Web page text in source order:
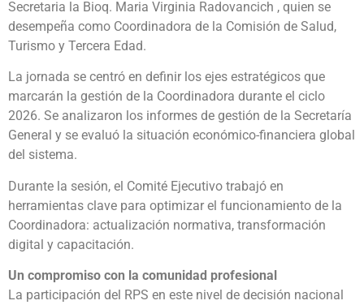
Secretaria la Bioq. Maria Virginia Radovancich , quien se
desempeña como Coordinadora de la Comisión de Salud,
Turismo y Tercera Edad.
La jornada se centró en definir los ejes estratégicos que
marcarán la gestión de la Coordinadora durante el ciclo
2026. Se analizaron los informes de gestión de la Secretaría
General y se evaluó la situación económico-financiera global
del sistema.
Durante la sesión, el Comité Ejecutivo trabajó en
herramientas clave para optimizar el funcionamiento de la
Coordinadora: actualización normativa, transformación
digital y capacitación.
Un compromiso con la comunidad profesional
La participación del RPS en este nivel de decisión nacional